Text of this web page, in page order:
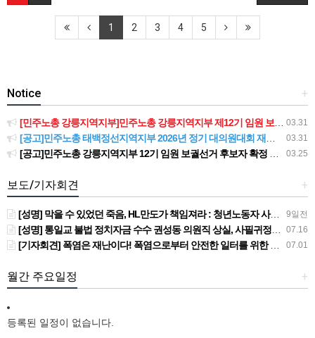
1 2 3 4 5
+
Notice
03.31
[민주노총 강릉지역지부]민주노총 강릉지역지부 제12기 임원 보궐선거결과 공고
03.31
[공고]민주노총 태백정선지역지부 2026년 정기 대의원대회 재소집 건
03.25
[공고]민주노총 강릉지역지부 12기 임원 보궐선거 후보자 확정 공고
+
보도/기자회견
9일전
[성명] 막을 수 있었던 죽음, HL만도가 책임져라 : 청년노동자 사망사고의 철저한 진상규명과 재발방지 대책 마련하라
07.16
[성명] 통일교 불법 정치자금 수수 권성동 의원직 상실, 사필귀정이다
07.01
[기자회견] 폭염은 재난이다! 폭염으로부터 안전한 일터를 위한 민주노총 강원지역본부 폭염감시단 선포 기자회견
+
월간 주요일정
등록된 일정이 없습니다.